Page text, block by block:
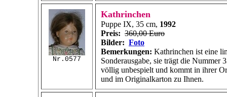
Nr.0577
Kathrinchen
Puppe IX, 35 cm, 1992
Preis: 360,00 Euro
Bilder: Foto
Bemerkungen: Kathrinchen ist eine
Sonderausgabe, sie trägt die Nummer
völlig unbespielt und kommt in ihrer
und im Originalkarton zu Ihnen.